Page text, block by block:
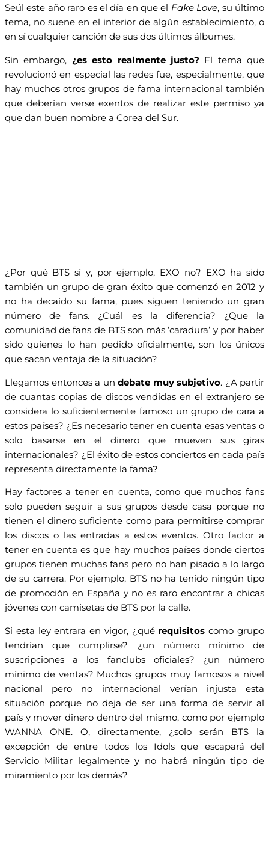
Seúl este año raro es el día en que el Fake Love, su último
tema, no suene en el interior de algún establecimiento, o
en sí cualquier canción de sus dos últimos álbumes.
Sin embargo, ¿es esto realmente justo? El tema que
revolucionó en especial las redes fue, especialmente, que
hay muchos otros grupos de fama internacional también
que deberían verse exentos de realizar este permiso ya
que dan buen nombre a Corea del Sur.
¿Por qué BTS sí y, por ejemplo, EXO no? EXO ha sido
también un grupo de gran éxito que comenzó en 2012 y
no ha decaído su fama, pues siguen teniendo un gran
número de fans. ¿Cuál es la diferencia? ¿Que la
comunidad de fans de BTS son más ‘caradura’ y por haber
sido quienes lo han pedido oficialmente, son los únicos
que sacan ventaja de la situación?
Llegamos entonces a un debate muy subjetivo. ¿A partir
de cuantas copias de discos vendidas en el extranjero se
considera lo suficientemente famoso un grupo de cara a
estos países? ¿Es necesario tener en cuenta esas ventas o
solo basarse en el dinero que mueven sus giras
internacionales? ¿El éxito de estos conciertos en cada país
representa directamente la fama?
Hay factores a tener en cuenta, como que muchos fans
solo pueden seguir a sus grupos desde casa porque no
tienen el dinero suficiente como para permitirse comprar
los discos o las entradas a estos eventos. Otro factor a
tener en cuenta es que hay muchos países donde ciertos
grupos tienen muchas fans pero no han pisado a lo largo
de su carrera. Por ejemplo, BTS no ha tenido ningún tipo
de promoción en España y no es raro encontrar a chicas
jóvenes con camisetas de BTS por la calle.
Si esta ley entrara en vigor, ¿qué requisitos como grupo
tendrían que cumplirse? ¿un número mínimo de
suscripciones a los fanclubs oficiales? ¿un número
mínimo de ventas? Muchos grupos muy famosos a nivel
nacional pero no internacional verían injusta esta
situación porque no deja de ser una forma de servir al
país y mover dinero dentro del mismo, como por ejemplo
WANNA ONE. O, directamente, ¿solo serán BTS la
excepción de entre todos los Idols que escapará del
Servicio Militar legalmente y no habrá ningún tipo de
miramiento por los demás?